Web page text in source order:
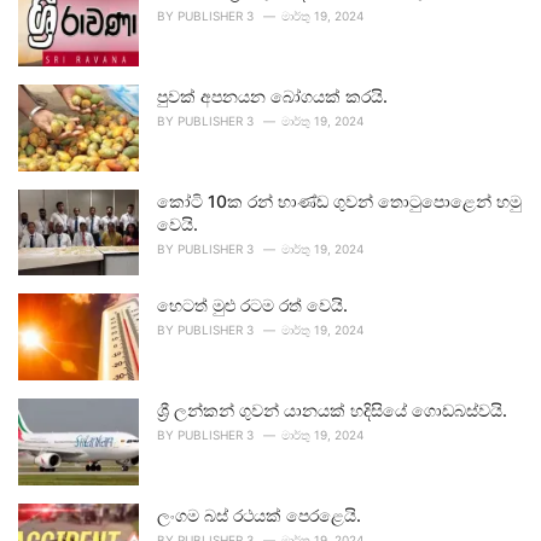
BY PUBLISHER 3 මාර්තු 19, 2024
පුවක් අපනයන බෝගයක් කරයි.
BY PUBLISHER 3 මාර්තු 19, 2024
කෝටි 10ක රන් භාණ්ඩ ගුවන් තොටුපොළෙන් හමු
වෙයි.
BY PUBLISHER 3 මාර්තු 19, 2024
හෙටත් මුළු රටම රත් වෙයි.
BY PUBLISHER 3 මාර්තු 19, 2024
ශ්‍රී ලන්කන් ගුවන් යානයක් හදිසියේ ගොඩබස්වයි.
BY PUBLISHER 3 මාර්තු 19, 2024
ලංගම බස් රථයක් පෙරළෙයි.